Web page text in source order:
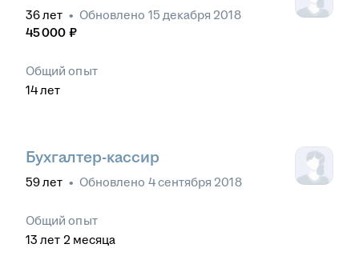
36лет • Обновлено 15 декабря 2018
45 000 ₽
Общий опыт
14лет
Бухгалтер-кассир
59лет • Обновлено 4 сентября 2018
Общий опыт
13 лет 2 месяца